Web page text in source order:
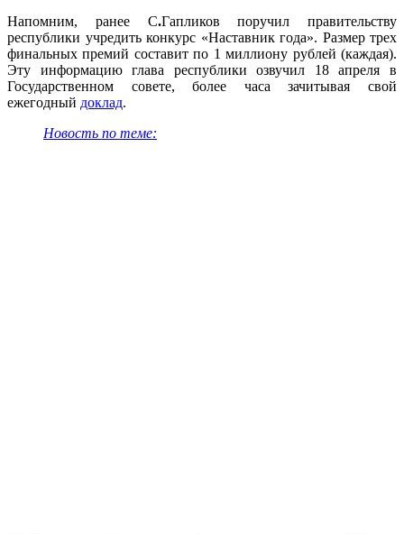
Напомним, ранее С.Гапликов поручил правительству
республики учредить конкурс «Наставник года». Размер трех
финальных премий составит по 1 миллиону рублей (каждая).
Эту информацию глава республики озвучил 18 апреля в
Государственном совете, более часа зачитывая свой
ежегодный доклад.
Новость по теме: